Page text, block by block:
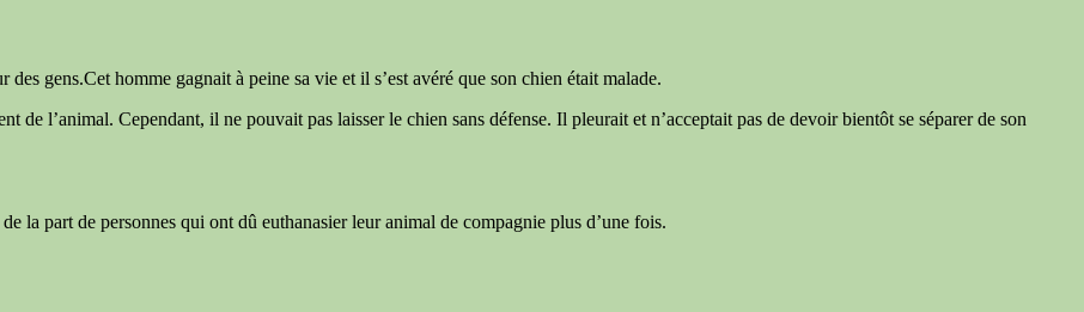
gens.Cet homme gagnait à peine sa vie et il s’est avéré que son chien était malade.
de l’animal. Cependant, il ne pouvait pas laisser le chien sans défense. Il pleurait et n’acceptait pas de devoir bientôt se séparer de son
la part de personnes qui ont dû euthanasier leur animal de compagnie plus d’une fois.